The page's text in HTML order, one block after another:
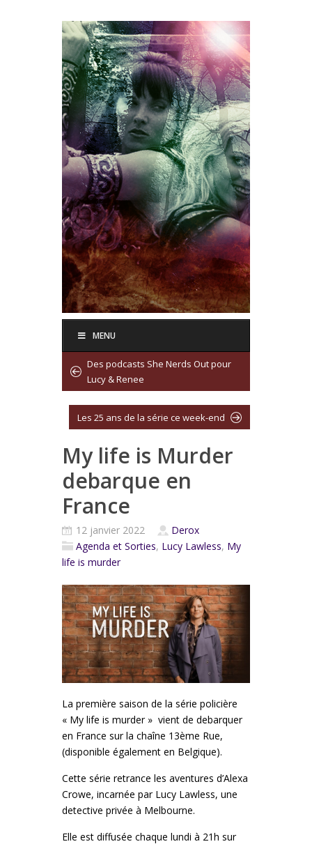
MENU
Des podcasts She Nerds Out pour
Lucy & Renee
Les 25 ans de la série ce week-end
My life is Murder
debarque en
France
12 janvier 2022
Derox
Agenda et Sorties, Lucy Lawless, My
life is murder
La première saison de la série policière
« My life is murder » vient de debarquer
en France sur la chaîne 13ème Rue,
(disponible également en Belgique).
Cette série retrance les aventures d’Alexa
Crowe, incarnée par Lucy Lawless, une
detective privée à Melbourne.
Elle est diffusée chaque lundi à 21h sur